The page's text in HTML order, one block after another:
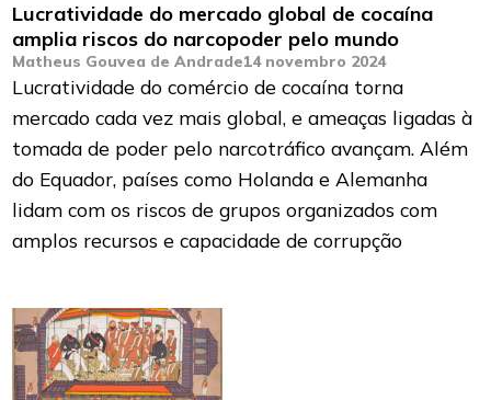
Lucratividade do mercado global de cocaína
amplia riscos do narcopoder pelo mundo
Matheus Gouvea de Andrade14 novembro 2024
Lucratividade do comércio de cocaína torna
mercado cada vez mais global, e ameaças ligadas à
tomada de poder pelo narcotráfico avançam. Além
do Equador, países como Holanda e Alemanha
lidam com os riscos de grupos organizados com
amplos recursos e capacidade de corrupção